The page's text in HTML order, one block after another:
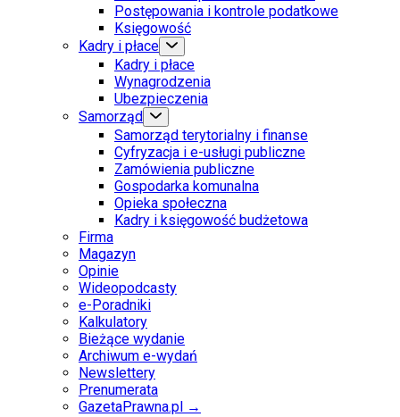
Postępowania i kontrole podatkowe
Księgowość
Kadry i płace
Kadry i płace
Wynagrodzenia
Ubezpieczenia
Samorząd
Samorząd terytorialny i finanse
Cyfryzacja i e-usługi publiczne
Zamówienia publiczne
Gospodarka komunalna
Opieka społeczna
Kadry i księgowość budżetowa
Firma
Magazyn
Opinie
Wideopodcasty
e-Poradniki
Kalkulatory
Bieżące wydanie
Archiwum e-wydań
Newslettery
Prenumerata
GazetaPrawna.pl →